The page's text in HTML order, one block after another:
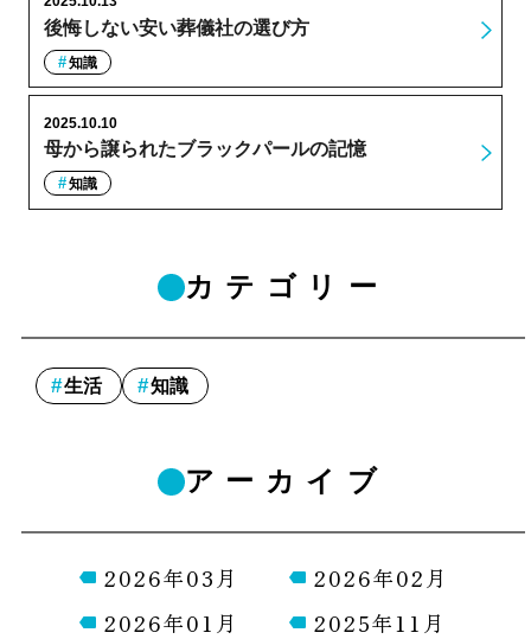
後悔しない安い葬儀社の選び方
知識
母から譲られたブラックパールの記憶
2025.10.10
知識
カテゴリー
生活 知識
アーカイブ
2026年03月
2026年02月
2026年01月
2025年11月